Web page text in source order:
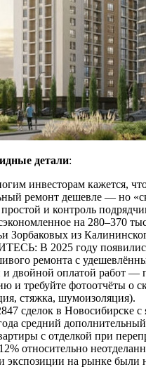
детали:
инвесторам кажется,
ремонт дешевле — но
и контроль
на 280–370
Зорбаковых из
В 2025 году
ремонта с
и двойной оплатой работ —
и требуйте фотоотчёты о
стяжка, шумоизоляция).
сделок в Новосибирске с
средний
с отделкой при
относительно
экспозиции на рынке были